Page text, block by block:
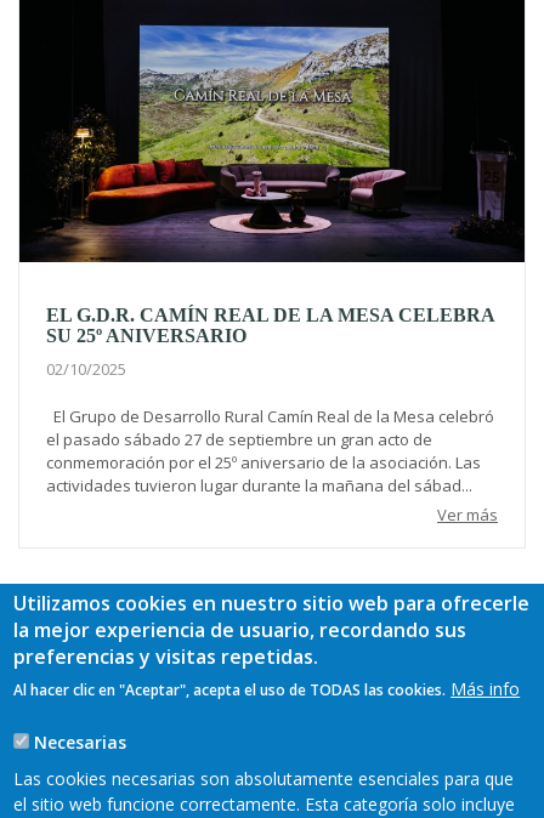
EL G.D.R. CAMÍN REAL DE LA MESA CELEBRA
SU 25º ANIVERSARIO
02/10/2025
El Grupo de Desarrollo Rural Camín Real de la Mesa celebró
el pasado sábado 27 de septiembre un gran acto de
conmemoración por el 25º aniversario de la asociación. Las
actividades tuvieron lugar durante la mañana del sábad...
Ver más
Más
Utilizamos cookies en nuestro sitio web para ofrecerle
la mejor experiencia de usuario, recordando sus
preferencias y visitas repetidas.
Al hacer clic en "Aceptar", acepta el uso de TODAS las cookies. Más info
Necesarias
Las cookies necesarias son absolutamente esenciales para que
el sitio web funcione correctamente. Esta categoría solo incluye